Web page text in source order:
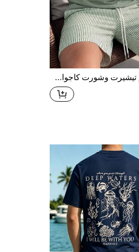
طقم تيشيرت وشورت كاجوال بياقة مستديرة للرجال في الصيف